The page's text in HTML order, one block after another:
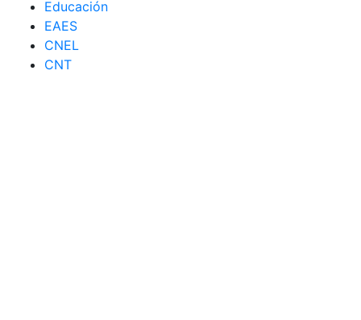
Educación
EAES
CNEL
CNT